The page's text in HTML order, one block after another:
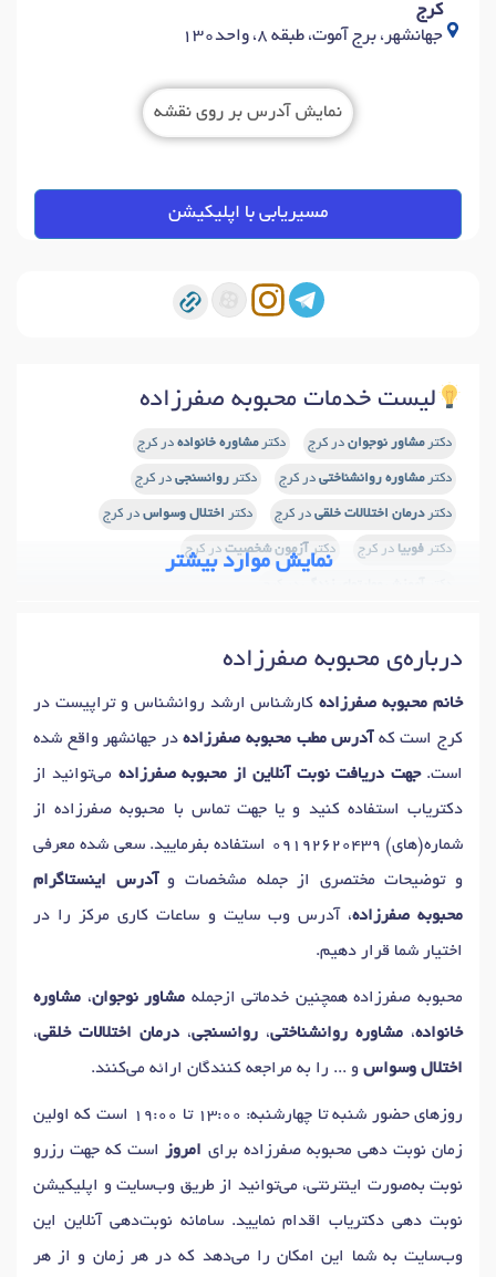
کرج
جهانشهر، برج آموت، طبقه 8، واحد130
نمایش آدرس بر روی نقشه
مسیریابی با اپلیکیشن
لیست خدمات محبوبه صفرزاده
دکترمشاور نوجوان در کرج دکترمشاوره خانواده در کرج
دکترمشاوره روانشناختی در کرج دکتر روانسنجی در کرج
دکتردرمان اختلالات خلقی در کرج دکتر اختلال وسواس در کرج
دکتر فوبیا در کرج دکتر آزمون شخصیت در کرج
نمایش موارد بیشتر
درباره‌ی محبوبه صفرزاده
خانم محبوبه صفرزادهکارشناس ارشد روانشناس و تراپیست در
کرج است که آدرس مطب محبوبه صفرزادهدر جهانشهر واقع شده
است.جهت دریافت نوبت آنلاین از محبوبه صفرزاده می‌توانید از
دکتریاب استفاده کنید و یا جهت تماس با محبوبه صفرزاده از
شماره(های) 09192620439 استفاده بفرمایید. سعی شده معرفی
و توضیحات مختصری از جمله مشخصات و آدرس اینستاگرام
محبوبه صفرزاده، آدرس وب سایت و ساعات کاری مرکز را در
اختیار شما قرار دهیم.
محبوبه صفرزاده همچنین خدماتی ازجمله مشاور نوجوان، مشاوره
خانواده، مشاوره روانشناختی، روانسنجی، درمان اختلالات خلقی،
اختلال وسواس و ... را به مراجعه کنندگان ارائه می‌کنند.
روزهای حضور شنبه تا چهارشنبه: 13:00 تا 19:00 است که اولین
زمان نوبت دهی محبوبه صفرزاده برای امروز
است که جهت رزرو
نوبت به‌صورت اینترنتی، می‌توانید از طریق وب‌سایت و اپلیکیشن
نوبت دهی دکتریاب اقدام نمایید. سامانه نوبت‌دهی آنلاین این
وب‌سایت به شما این امکان را می‌دهد که در هر زمان و از هر